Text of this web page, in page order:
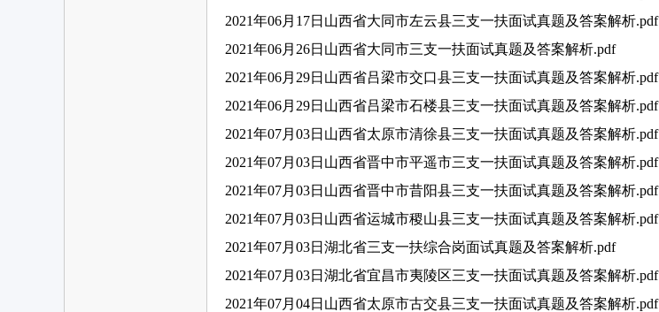
2021年06月17日山西省大同市左云县三支一扶面试真题及答案解析.pdf
2021年06月26日山西省大同市三支一扶面试真题及答案解析.pdf
2021年06月29日山西省吕梁市交口县三支一扶面试真题及答案解析.pdf
2021年06月29日山西省吕梁市石楼县三支一扶面试真题及答案解析.pdf
2021年07月03日山西省太原市清徐县三支一扶面试真题及答案解析.pdf
2021年07月03日山西省晋中市平遥市三支一扶面试真题及答案解析.pdf
2021年07月03日山西省晋中市昔阳县三支一扶面试真题及答案解析.pdf
2021年07月03日山西省运城市稷山县三支一扶面试真题及答案解析.pdf
2021年07月03日湖北省三支一扶综合岗面试真题及答案解析.pdf
2021年07月03日湖北省宜昌市夷陵区三支一扶面试真题及答案解析.pdf
2021年07月04日山西省太原市古交县三支一扶面试真题及答案解析.pdf